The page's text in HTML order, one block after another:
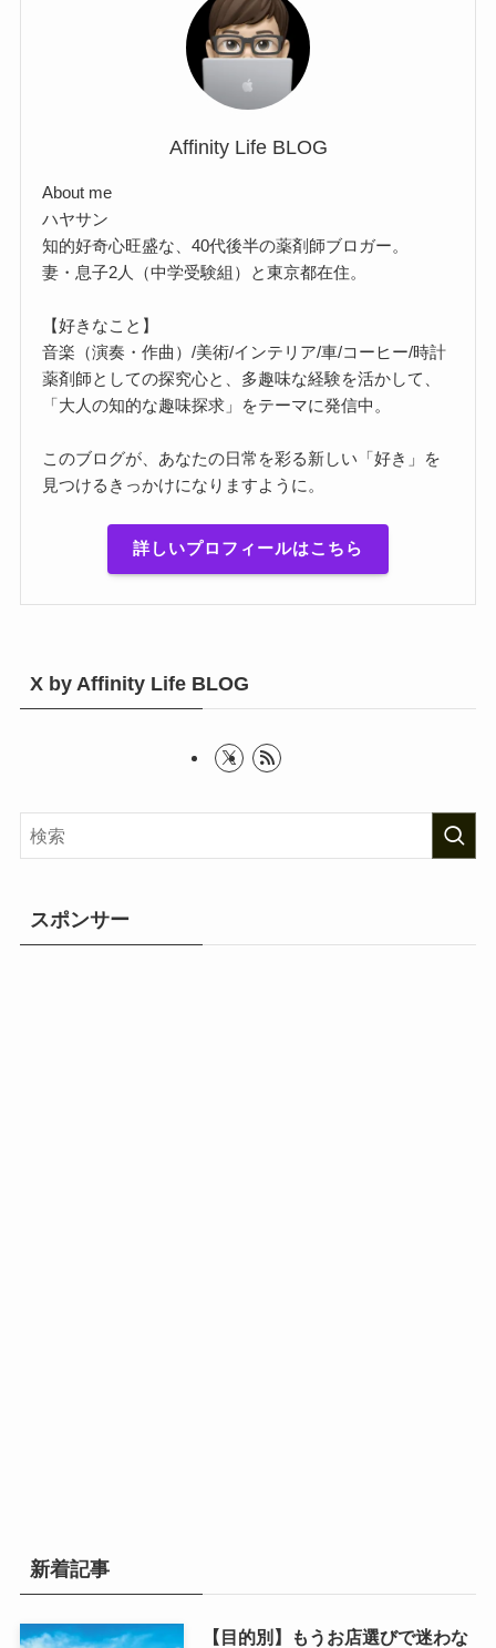
Affinity Life BLOG
About me
ハヤサン
知的好奇心旺盛な、40代後半の薬剤師ブロガー。
妻・息子2人（中学受験組）と東京都在住。
【好きなこと】
音楽（演奏・作曲）/美術/インテリア/車/コーヒー/時計
薬剤師としての探究心と、多趣味な経験を活かして、
「大人の知的な趣味探求」をテーマに発信中。
このブログが、あなたの日常を彩る新しい「好き」を
見つけるきっかけになりますように。
詳しいプロフィールはこちら
X by Affinity Life BLOG
スポンサー
新着記事
【目的別】もうお店選びで迷わな